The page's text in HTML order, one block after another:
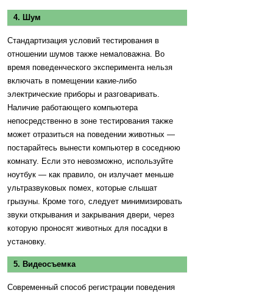
4. Шум
Стандартизация условий тестирования в
отношении шумов также немаловажна. Во
время поведенческого эксперимента нельзя
включать в помещении какие-либо
электрические приборы и разговаривать.
Наличие работающего компьютера
непосредственно в зоне тестирования также
может отразиться на поведении животных —
постарайтесь вынести компьютер в соседнюю
комнату. Если это невозможно, используйте
ноутбук — как правило, он излучает меньше
ультразвуковых помех, которые слышат
грызуны. Кроме того, следует минимизировать
звуки открывания и закрывания двери, через
которую проносят животных для посадки в
установку.
5. Видеосъемка
Современный способ регистрации поведения